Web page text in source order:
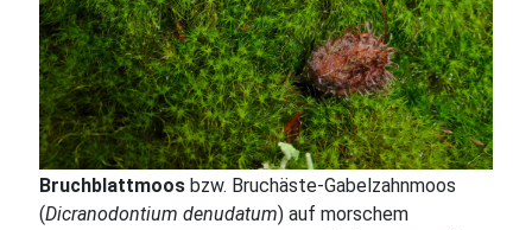
Bruchblattmoos bzw. Bruchäste-Gabelzahnmoos
(Dicranodontium denudatum) auf morschem